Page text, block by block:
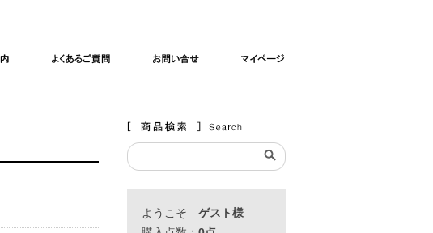
ご利用案内 よくあるご質問 お問い合わせ
ようこそ
ゲスト様